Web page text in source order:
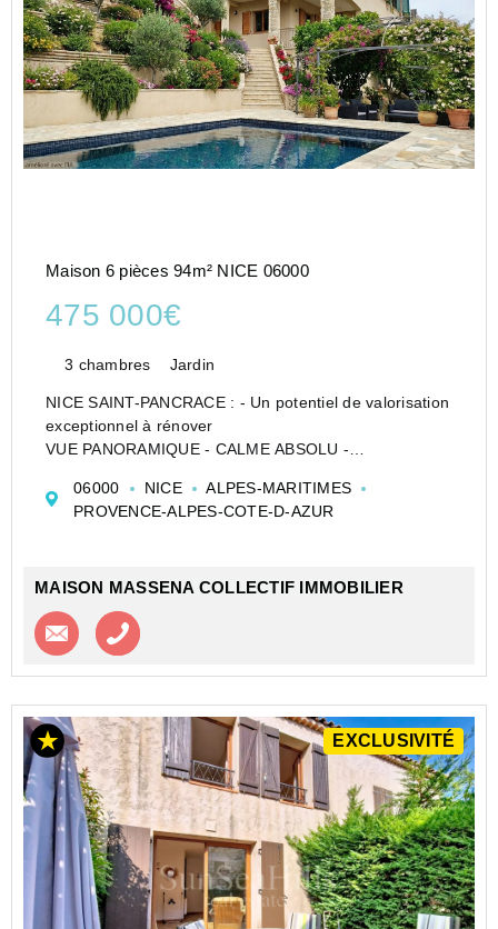
Maison 6 pièces 94m² NICE 06000
475 000€
3 chambres Jardin
NICE SAINT-PANCRACE : - Un potentiel de valorisation
exceptionnel à rénover
VUE PANORAMIQUE - CALME ABSOLU -
LOCATIF
Située sur les hauteurs prisées de Saint-Pancrace, à
06000 NICE
ALPES-MARITIMES
PROVENCE-ALPES-COTE-D-AZUR
MAISON MASSENA COLLECTIF IMMOBILIER
Contacter l'agence
EXCLUSIVITÉ